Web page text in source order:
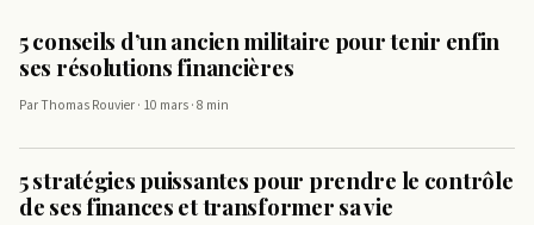
5 conseils d’un ancien militaire pour tenir enfin
ses résolutions financières
Par Thomas Rouvier · 10 mars · 8 min
5 stratégies puissantes pour prendre le contrôle
de ses finances et transformer sa vie